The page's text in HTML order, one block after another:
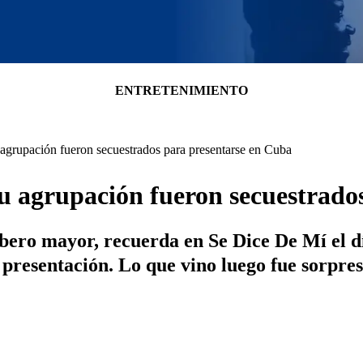
ENTRETENIMIENTO
fueron secuestrados para presentarse en Cuba
fueron
mayor, recuerda en Se Dice De Mí el
Lo que vino luego fue